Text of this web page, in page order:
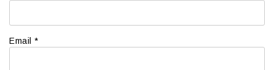
Email *